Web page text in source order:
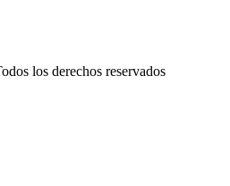
los derechos reservados